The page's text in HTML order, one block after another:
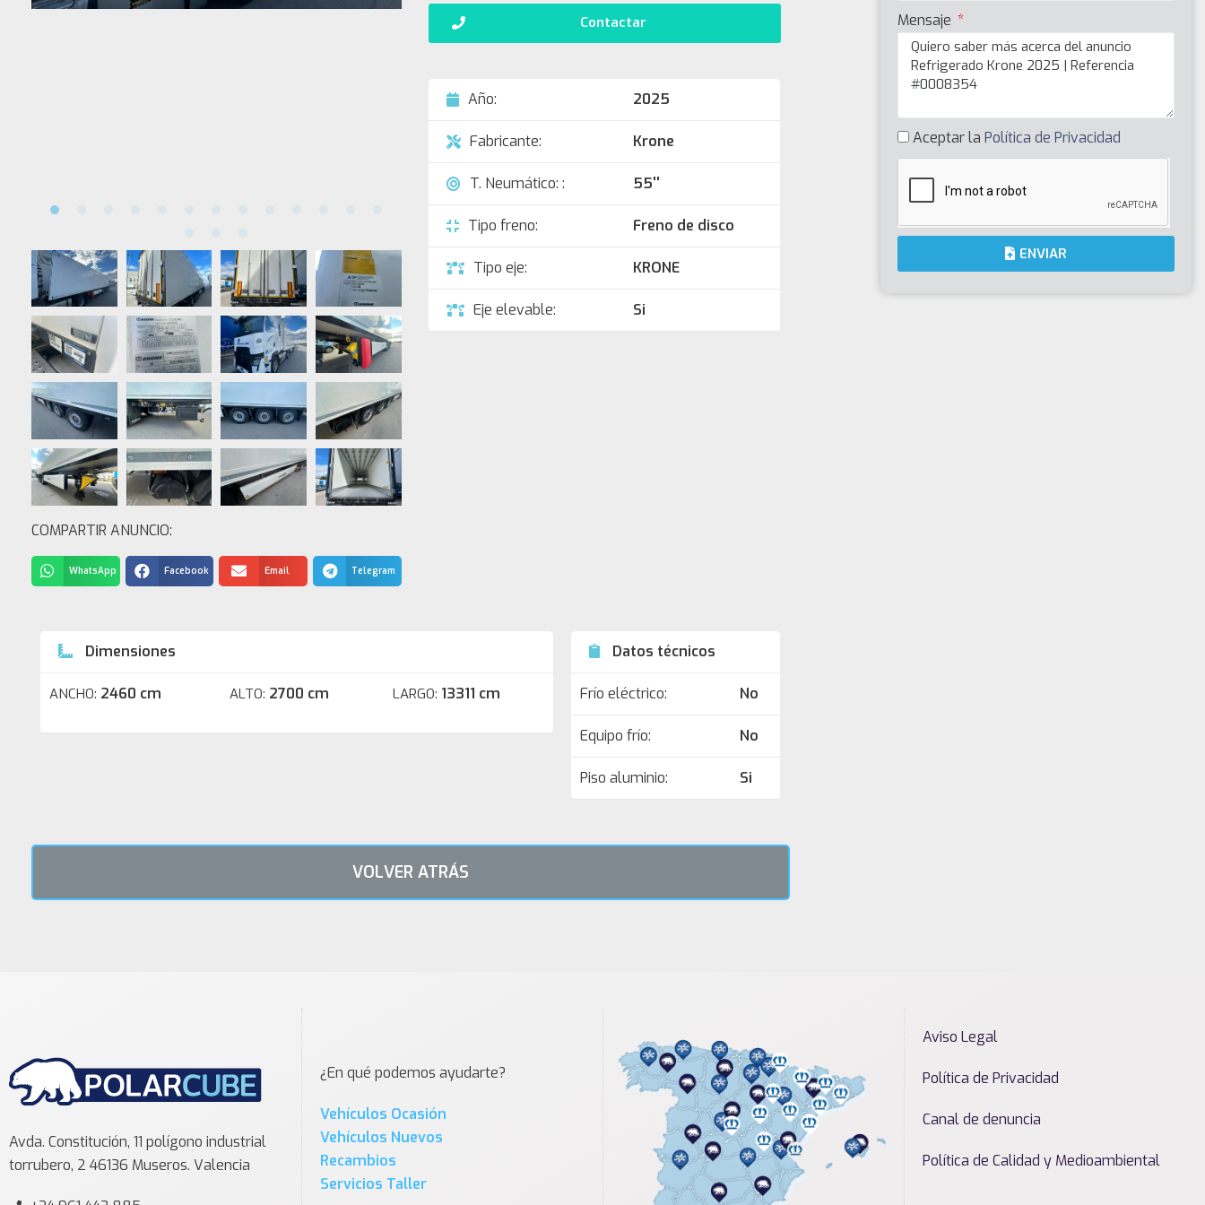
COMPARTIR ANUNCIO:
WhatsApp Facebook Email Telegram
Contactar
Año: 2025
Fabricante: Krone
T. Neumático: : 55''
Tipo freno: Freno de disco
Tipo eje: KRONE
Eje elevable: Si
Dimensiones
ANCHO: 2460 cm ALTO: 2700 cm LARGO: 13311 cm
Datos técnicos
Frío eléctrico: No
Equipo frío: No
Piso aluminio: Si
VOLVER ATRÁS
Mensaje
Aceptar la Política de Privacidad
ENVIAR
Avda. Constitución, 11 polígono industrial
torrubero, 2 46136 Museros. Valencia
¿En qué podemos ayudarte?
Vehículos Ocasión
Vehículos Nuevos
Recambios
Servicios Taller
Aviso Legal
Política de Privacidad
Canal de denuncia
Política de Calidad y Medioambiental